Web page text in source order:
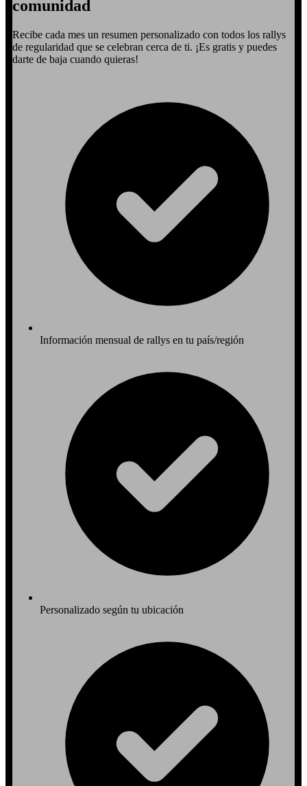
comunidad
Recibe cada mes un resumen personalizado con todos los rallys
de regularidad que se celebran cerca de ti. ¡Es gratis y puedes
darte de baja cuando quieras!
Información mensual de rallys en tu país/región
Personalizado según tu ubicación